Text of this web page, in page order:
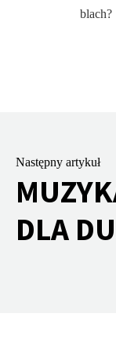
blach?
Następny artykuł
DLA